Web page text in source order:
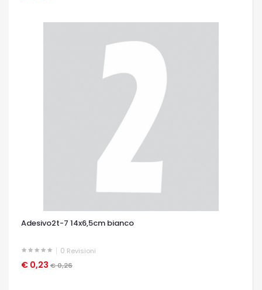
Adesivo2t-7 14x6,5cm bianco
0 Revisioni
€ 0,23 € 0,26
OCCHIATA VELOCE